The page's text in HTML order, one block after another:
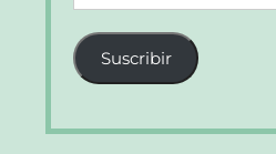
de
correo
electrónico
Suscribir